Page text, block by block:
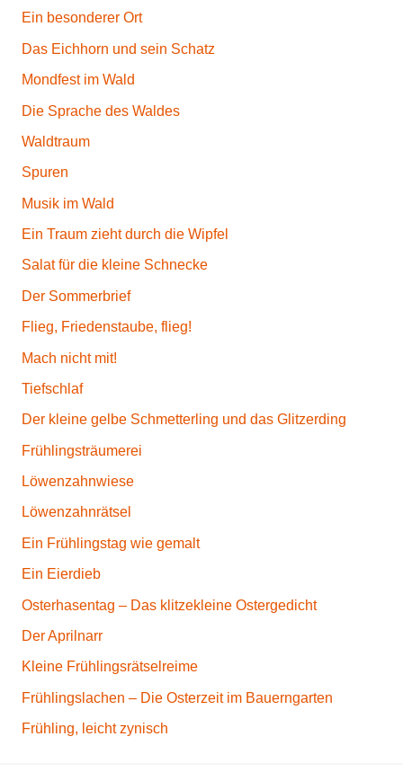
B
c
h
Ein besonderer Ort
Das Eichhorn und sein Schatz
Mondfest im Wald
Die Sprache des Waldes
Waldtraum
Spuren
Musik im Wald
Ein Traum zieht durch die Wipfel
Salat für die kleine Schnecke
Der Sommerbrief
Flieg, Friedenstaube, flieg!
Mach nicht mit!
Tiefschlaf
Der kleine gelbe Schmetterling und das Glitzerding
Frühlingsträumerei
Löwenzahnwiese
Löwenzahnrätsel
Ein Frühlingstag wie gemalt
Ein Eierdieb
Osterhasentag – Das klitzekleine Ostergedicht
Der Aprilnarr
Kleine Frühlingsrätselreime
Frühlingslachen – Die Osterzeit im Bauerngarten
Frühling, leicht zynisch